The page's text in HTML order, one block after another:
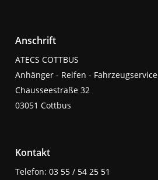
Anschrift
ATECS COTTBUS
Anhänger - Reifen - Fahrzeugservice
Chausseestraße 32
03051 Cottbus
Kontakt
Telefon: 03 55 / 54 25 51